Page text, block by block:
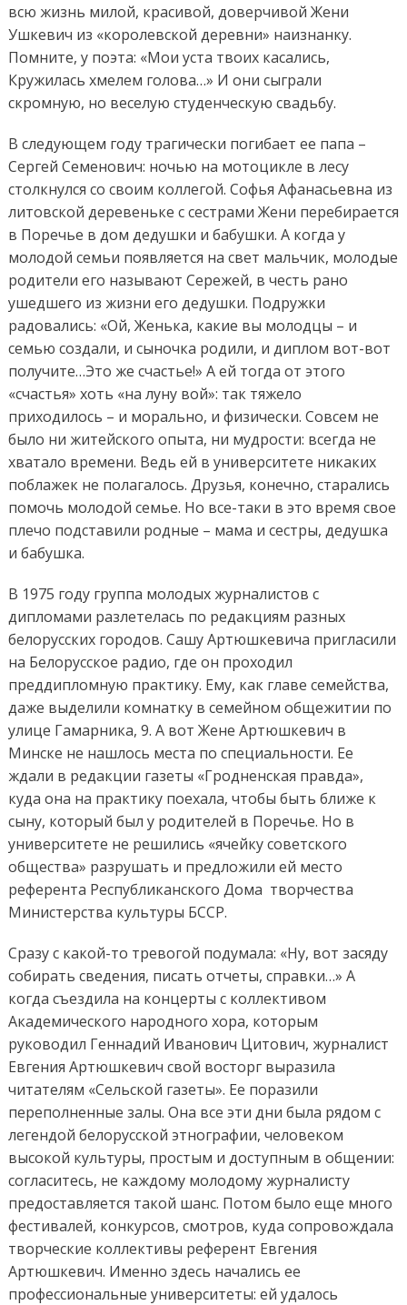
всю жизнь милой, красивой, доверчивой Жени
Ушкевич из «королевской деревни» наизнанку.
Помните, у поэта: «Мои уста твоих касались,
Кружилась хмелем голова…» И они сыграли
скромную, но веселую студенческую свадьбу.
В следующем году трагически погибает ее папа –
Сергей Семенович: ночью на мотоцикле в лесу
столкнулся со своим коллегой. Софья Афанасьевна из
литовской деревеньке с сестрами Жени перебирается
в Поречье в дом дедушки и бабушки. А когда у
молодой семьи появляется на свет мальчик, молодые
родители его называют Сережей, в честь рано
ушедшего из жизни его дедушки. Подружки
радовались: «Ой, Женька, какие вы молодцы – и
семью создали, и сыночка родили, и диплом вот-вот
получите…Это же счастье!» А ей тогда от этого
«счастья» хоть «на луну вой»: так тяжело
приходилось – и морально, и физически. Совсем не
было ни житейского опыта, ни мудрости: всегда не
хватало времени. Ведь ей в университете никаких
поблажек не полагалось. Друзья, конечно, старались
помочь молодой семье. Но все-таки в это время свое
плечо подставили родные – мама и сестры, дедушка
и бабушка.
В 1975 году группа молодых журналистов с
дипломами разлетелась по редакциям разных
белорусских городов. Сашу Артюшкевича пригласили
на Белорусское радио, где он проходил
преддипломную практику. Ему, как главе семейства,
даже выделили комнатку в семейном общежитии по
улице Гамарника, 9. А вот Жене Артюшкевич в
Минске не нашлось места по специальности. Ее
ждали в редакции газеты «Гродненская правда»,
куда она на практику поехала, чтобы быть ближе к
сыну, который был у родителей в Поречье. Но в
университете не решились «ячейку советского
общества» разрушать и предложили ей место
референта Республиканского Дома творчества
Министерства культуры БССР.
Сразу с какой-то тревогой подумала: «Ну, вот засяду
собирать сведения, писать отчеты, справки…» А
когда съездила на концерты с коллективом
Академического народного хора, которым
руководил Геннадий Иванович Цитович, журналист
Евгения Артюшкевич свой восторг выразила
читателям «Сельской газеты». Ее поразили
переполненные залы. Она все эти дни была рядом с
легендой белорусской этнографии, человеком
высокой культуры, простым и доступным в общении:
согласитесь, не каждому молодому журналисту
предоставляется такой шанс. Потом было еще много
фестивалей, конкурсов, смотров, куда сопровождала
творческие коллективы референт Евгения
Артюшкевич. Именно здесь начались ее
профессиональные университеты: ей удалось